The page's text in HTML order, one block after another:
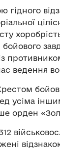
гідного
ведення
усіма
орден